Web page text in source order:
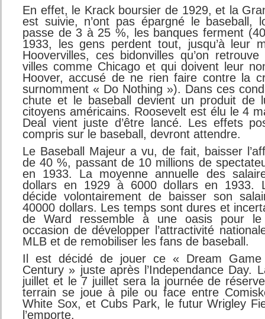
En effet, le Krack boursier de 1929, et la
est suivie, n’ont pas épargné le baseball,
passe de 3 à 25 %, les banques ferment
1933, les gens perdent tout, jusqu’à leur
Hoovervilles, ces bidonvilles qu’on
villes comme Chicago et qui doivent leur
Hoover, accusé de ne rien faire contre la
surnomment « Do Nothing »). Dans ces
chute et le baseball devient un produit de
citoyens américains. Roosevelt est élu le 4
Deal vient juste d’être lancé. Les effets
compris sur le baseball, devront attendre.
Le Baseball Majeur a vu, de fait, baisser
de 40 %, passant de 10 millions de
en 1933. La moyenne annuelle des
dollars en 1929 à 6000 dollars en 1933.
décide volontairement de baisser son
40000 dollars. Les temps sont dures et
de Ward ressemble à une oasis pour le
occasion de développer l’attractivité
MLB et de remobiliser les fans de baseball.
Il est décidé de jouer ce « Dream
Century » juste après l’Independance Day.
juillet et le 7 juillet sera la journée de
terrain se joue à pile ou face entre
White Sox, et Cubs Park, le futur Wrigley
l’emporte.